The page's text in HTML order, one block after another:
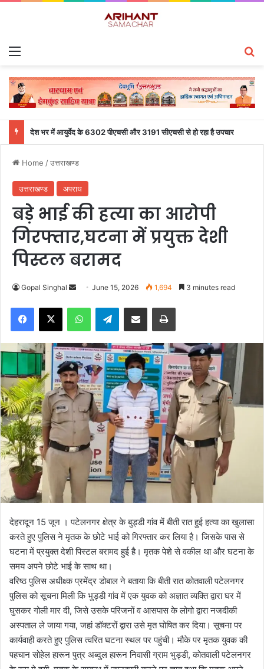
देश भर में आयुर्वेद के 6302 पीएचसी और 3191 सीएचसी से हो रहा है उपचार
Home /उत्तराखण्ड
उत्तराखण्ड अपराध
बड़े भाई की हत्या का आरोपी
गिरफ्तार,घटना में प्रयुक्त देशी
पिस्टल बरामद
Gopal Singhal
n
d
a
n
e
m
a
June 15, 2026 1,694 3 minutes read
Telegram
देहरादून 15 जून । पटेलनगर क्षेत्र के बुड्डी गांव में बीती रात हुई हत्या का खुलासा
करते हुए पुलिस ने मृतक के छोटे भाई को गिरफ्तार कर लिया है। जिसके पास से
घटना में प्रयुक्त देशी पिस्टल बरामद हुई है। मृतक पेशे से वकील था और घटना के
समय अपने छोटे भाई के साथ था।
वरिष्ठ पुलिस अधीक्ष्क प्रमेंद्र डोबाल ने बताया कि बीती रात कोतवाली पटेलनगर
पुलिस को सूचना मिली कि भुड्डी गांव में एक युवक को अज्ञात व्यक्ति द्वारा घर में
घुसकर गोली मार दी, जिसे उसके परिजनों व आसपास के लोगो द्वारा नजदीकी
अस्पताल ले जाया गया, जहां डॉक्टरों द्वारा उसे मृत घोषित कर दिया। सूचना पर
कार्यवाही करते हुए पुलिस त्वरित घटना स्थल पर पहुंची। मौके पर मृतक युवक की
पहचान सोहेल हारून पुत्र अब्दुल हारून निवासी ग्राम भुड्डी, कोतवाली पटेलनगर